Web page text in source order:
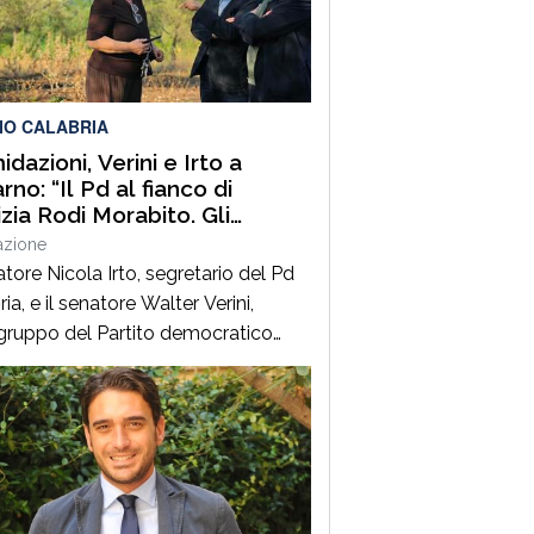
Capo Compartimento Anas
Direttore generale della
Calabria e Direttore generale
Spa, […]
CALABRIA
Verini e Irto a
“Il Pd al fianco di
Rodi Morabito. Gli
e i lavoratori onesti
essere lasciati da
Nicola Irto, segretario del Pd
e il senatore Walter Verini,
del Partito democratico
parlamentare
hanno fatto visita a Patrizia
imprenditrice agricola di
(Rc) la cui azienda è stata più
da incendi, furti e
L’ultimo grave episodio